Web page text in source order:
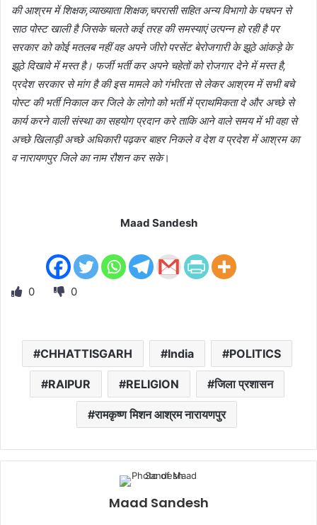
की आश्रम में शिक्षक,व्याख्याता शिक्षक,चपरासी सहित अन्य विभागो के पचपन से
साठ पोस्ट खाली है जिसके चलते कई तरह की समस्याएं उत्पन्न हो रही है पर
सरकार को कोई मतलब नहीं वह अपने जीरो परसेंट बेरोजगारी के झूठे आंकड़े के
झूठे दिखावे में मस्त है। फर्जी भर्ती कर अपने चहेतों को रोजगार देने में मस्त है,
प्रदेश सरकार से मांग है की इस मामले को गंभीरता से लेकर आश्रम में सभी बचे
पोस्ट की भर्ती निकाल कर जिले के लोगो को भर्ती में प्राथमिकता दे और अच्छे से
कार्य करने वाली संस्था का सहयोग प्रदान करे ताकि आने वाले समय में भी वहा से
अच्छे खिलाड़ी अच्छे अधिकारी पढ़कर बाहर निकले व देश व प्रदेश में आश्रम का
व नारायणपुर जिले का नाम रौशन कर सके।
Maad Sandesh
0 0
CHHATTISGARH India POLITICS
RAIPUR RELIGION जिला प्रशासन
रामकृष्ण मिशन आश्रम नारायणपुर
Maad Sandesh